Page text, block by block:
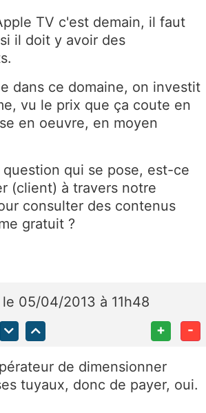
TV c'est demain, il faut
il doit y avoir des
dans ce domaine, on investit
vu le prix que ça coute en
en oeuvre, en moyen
question qui se pose, est-ce
(client) à travers notre
consulter des contenus
gratuit ?
le 05/04/2013 à 11h48
+ -
de dimensionner
tuyaux, donc de payer, oui.